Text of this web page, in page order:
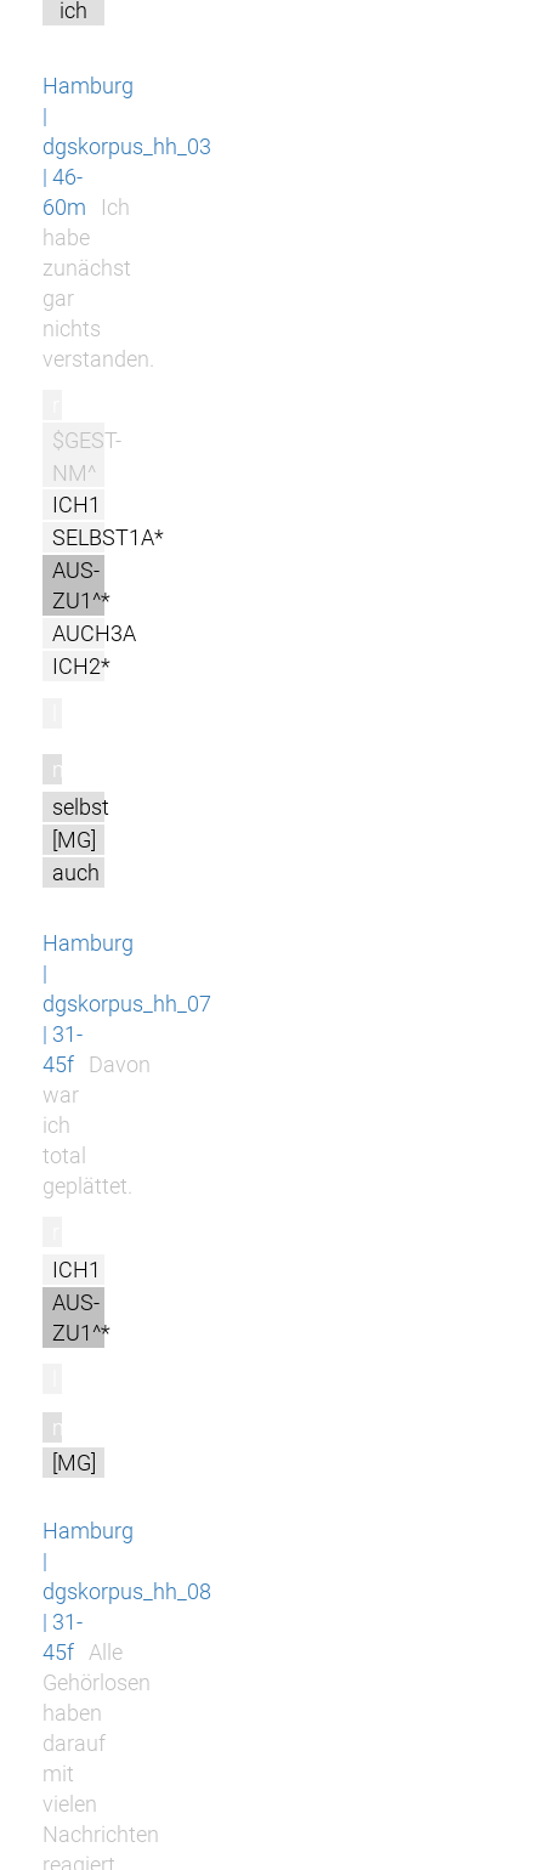
ich
Hamburg
|
dgskorpus_hh_03
| 46-
60m
Ich
habe
zunächst
gar
nichts
verstanden.
$GEST-
NM^
ICH1
SELBST1A*
AUS-
ZU1^*
AUCH3A
ICH2*
m
selbst
[MG]
auch
Hamburg
|
dgskorpus_hh_07
| 31-
45f
Davon
war
ich
total
geplättet.
ICH1
AUS-
ZU1^*
m
[MG]
Hamburg
|
dgskorpus_hh_08
| 31-
45f
Alle
Gehörlosen
haben
darauf
mit
vielen
Nachrichten
reagiert